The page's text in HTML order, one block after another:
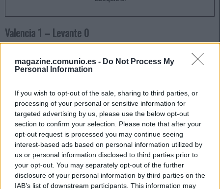
magazine.comunio.es - Do Not Process My
Personal Information
If you wish to opt-out of the sale, sharing to third parties, or
processing of your personal or sensitive information for
targeted advertising by us, please use the below opt-out
section to confirm your selection. Please note that after your
opt-out request is processed you may continue seeing
interest-based ads based on personal information utilized by
us or personal information disclosed to third parties prior to
your opt-out. You may separately opt-out of the further
disclosure of your personal information by third parties on the
IAB’s list of downstream participants. This information may
Valencia 1 – Levante 0
Alineación Valencia:Mamardashvili; Correia, Alderete,
Guedes, Maxi Gómez
También jugaron: Paulista, Sobrino, Cheryshev, Vallejo,
López, Guerra y Menargues.
Alineación Levante: Cárdenas; Son, Pier, Vezo, Clerc;
Radoja, Campaña, Bardhi, De Frutos; Roger, Soldado.
También jugaron: Morales, Malsa, Dani Gómez, Postigo,